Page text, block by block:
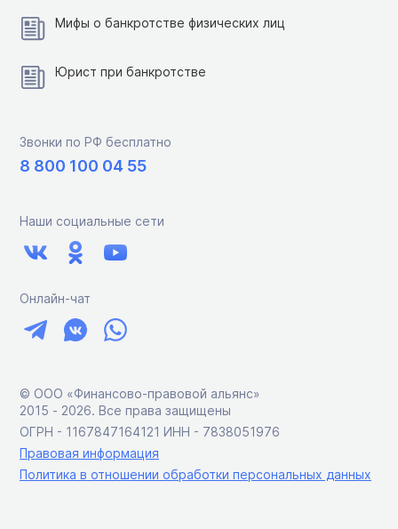
Мифы о банкротстве физических лиц
Юрист при банкротстве
Звонки по РФ бесплатно
8 800 100 04 55
Наши социальные сети
Онлайн-чат
© ООО «Финансово-правовой альянс»
2015 ‑ 2026. Все права защищены
ОГРН - 1167847164121 ИНН - 7838051976
Правовая информация
Политика в отношении обработки персональных данных